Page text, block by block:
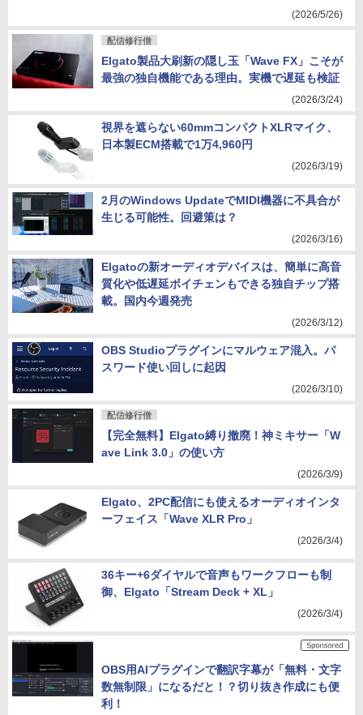
(2026/5/26)
配信修行僧
Elgato製品大刷新の隠し玉「Wave FX」こそが
最強の独自機能である理由。実機で遅延も検証
(2026/3/24)
視界を遮らない60mmコンパクトXLRマイク、
日本製ECM搭載で1万4,960円
(2026/3/19)
2月のWindows UpdateでMIDI機器に不具合が
生じる可能性。回避策は？
(2026/3/16)
Elgatoの新オーディオデバイスは、簡単に高音
質化や低遅延ボイチェンもできる独自チップ搭
載。国内今週発売
(2026/3/12)
OBS Studioプラグインにマルウェア混入。パ
スワード使い回しに起因
(2026/3/10)
配信修行僧
【完全無料】Elgato縛り撤廃！神ミキサー「W
ave Link 3.0」の使い方
(2026/3/9)
Elgato、2PC配信にも使えるオーディオインタ
ーフェイス「Wave XLR Pro」
(2026/3/4)
36キー+6ダイヤルで音声もワークフローも制
御、Elgato「Stream Deck + XL」
(2026/3/4)
OBS用AIプラグインで翻訳字幕が「無料・文字
数無制限」になるだと！？切り抜き作成にも便
利！